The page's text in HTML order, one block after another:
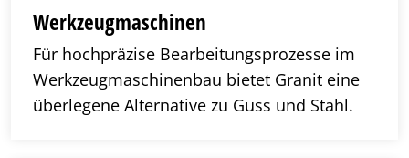
Werkzeugmaschinen
Für hochpräzise Bearbeitungsprozesse im
Werkzeugmaschinenbau bietet Granit eine
überlegene Alternative zu Guss und Stahl.